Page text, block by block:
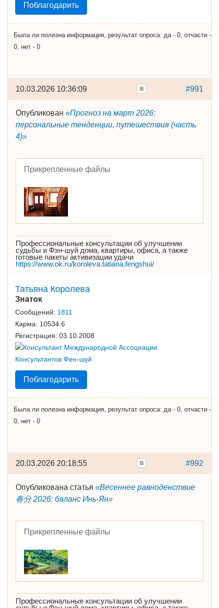
Поблагодарить
Была ли полезна информация, результат опроса: да - 0, отчасти -
0, нет - 0
#991
10.03.2026 10:36:09
Опубликован «Прогноз на март 2026:
персональные тенденции, путешествия (часть
4)»
Прикрепленные файлы
Профессиональные консультации об улучшении
судьбы и Фэн-шуй дома, квартиры, офиса, а также
готовые пакеты активизации удачи
https://www.ok.ru/koroleva.tatiana.fengshui/
Татьяна Королева
Знаток
Сообщений: 1811
Карма: 10534.6
Регистрация: 03.10.2008
Поблагодарить
Была ли полезна информация, результат опроса: да - 0, отчасти -
0, нет - 0
#992
20.03.2026 20:18:55
Опубликована статья «Весеннее равноденствие
春分 2026: баланс Инь-Ян»
Прикрепленные файлы
Профессиональные консультации об улучшении